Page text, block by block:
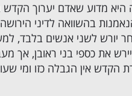
מדוע שאדם יערוך הקדש
בהשוואה לדיני
יורש לשני אנשים בלבד,
את כספי בני ראובן, אך
הקדש אין הגבלה כזו ומי